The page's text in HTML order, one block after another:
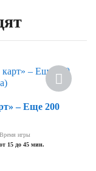
– Еще 200
Время игры
от 15 до 45 мин.